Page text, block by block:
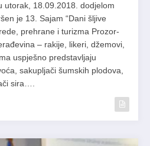
utorak, 18.09.2018. dodjelom
je 13. Sajam “Dani šljive
prehrane i turizma Prozor-
– rakije, likeri, džemovi,
uspješno predstavljaju
sakupljači šumskih plodova,
sira….